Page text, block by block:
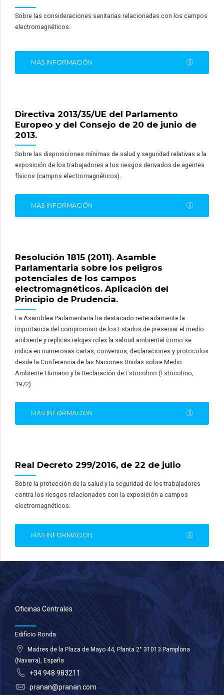
Sobre las consideraciones sanitarias relacionadas con los campos
electromagnéticos.
MÁS INFORMACIÓN
Directiva 2013/35/UE del Parlamento
Europeo y del Consejo de 20 de junio de
2013.
Sobre las disposiciones mínimas de salud y seguridad relativas a la
exposición de los trabajadores a los riesgos derivados de agentes
físicos (campos electromagnéticos).
MÁS INFORMACIÓN
Resolución 1815 (2011). Asamble
Parlamentaria sobre los peligros
potenciales de los campos
electromagnéticos. Aplicación del
Principio de Prudencia.
La Asamblea Parlamentaria ha destacado reiteradamente la
importancia del compromiso de los Estados de preservar el medio
ambiente y replicas relojes rolex la saloud ambiental como se
indica en numerosas cartas, convenios, declaraciones y protocolos
desde la Conferencia de las Naciones Unidas sobre Medio
Ambiente Humano y la Declaración de Estocolmo (Estocolmo,
1972).
MÁS INFORMACIÓN
Real Decreto 299/2016, de 22 de julio
Sobre la protección de la salud y la seguridad de los trabajadores
contra los riesgos relacionados con la exposición a campos
electromagnéticos.
MÁS INFORMACIÓN
Oficinas Centrales
Edificio Ronda
Madres de la Plaza de Mayo 44, Planta 2° 31013 Pamplona
(Navarra), España
+34 948 983211
pranan@pranan.com